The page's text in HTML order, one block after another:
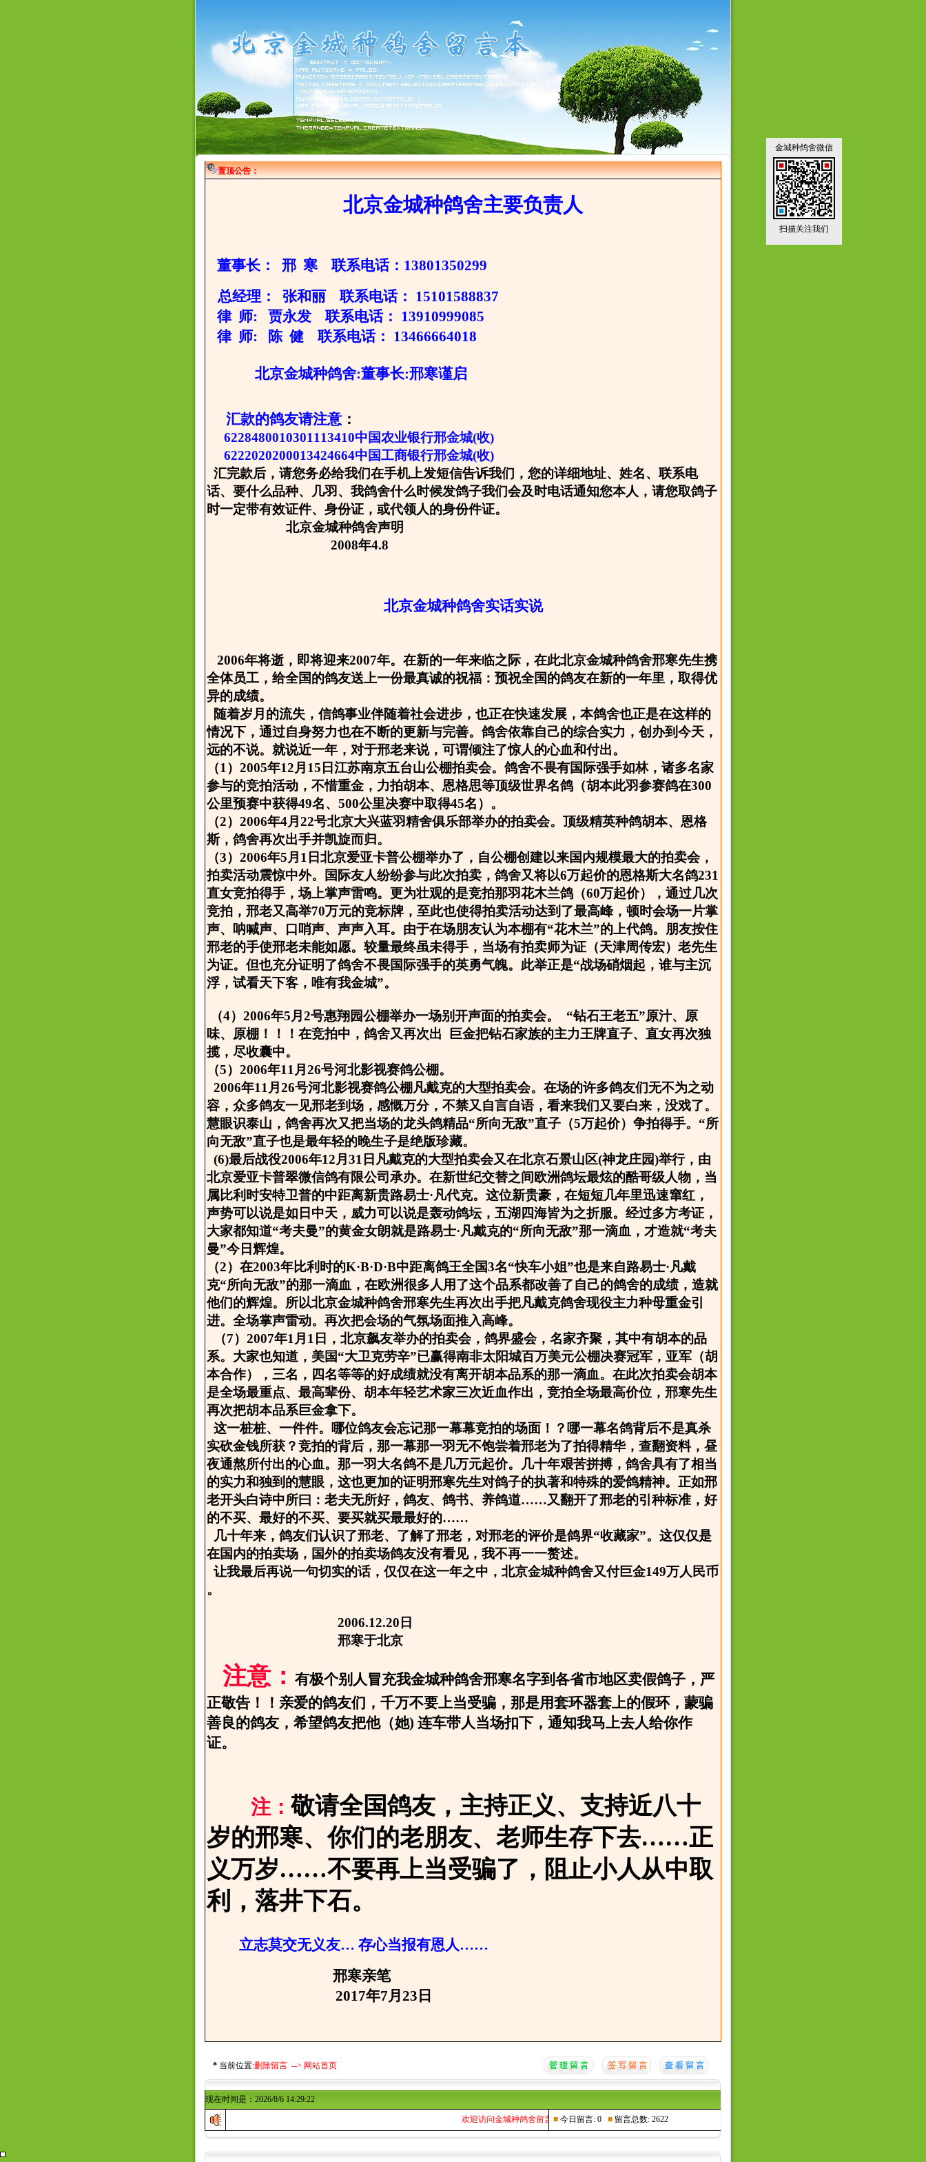
置顶公告：
北京金城种鸽舍主要负责人
董事长： 邢 寒 联系电话：13801350299
总经理： 张和丽 联系电话： 15101588837
律 师: 贾永发 联系电话： 13910999085
律 师: 陈 健 联系电话： 13466664018
北京金城种鸽舍:董事长:邢寒谨启
汇款的鸽友请注意 ：
6228480010301113410中国农业银行邢金城(收)
6222020200013424664中国工商银行邢金城(收)
汇完款后，请您务必给我们在手机上发短信告诉我们，您的详细地址、姓名、联系电
话、要什么品种、几羽、我鸽舍什么时候发鸽子我们会及时电话通知您本人，请您取鸽子
时一定带有效证件、身份证，或代领人的身份件证。
北京金城种鸽舍声明
2008年4.8
北京金城种鸽舍实话实说
2006年将逝，即将迎来2007年。在新的一年来临之际，在此北京金城种鸽舍邢寒先生携
全体员工，给全国的鸽友送上一份最真诚的祝福：预祝全国的鸽友在新的一年里，取得优
异的成绩。
随着岁月的流失，信鸽事业伴随着社会进步，也正在快速发展，本鸽舍也正是在这样的
情况下，通过自身努力也在不断的更新与完善。鸽舍依靠自己的综合实力，创办到今天，
远的不说。就说近一年，对于邢老来说，可谓倾注了惊人的心血和付出。
（1）2005年12月15日江苏南京五台山公棚拍卖会。鸽舍不畏有国际强手如林，诸多名家
参与的竞拍活动，不惜重金，力拍胡本、恩格思等顶级世界名鸽（胡本此羽参赛鸽在300
公里预赛中获得49名、500公里决赛中取得45名）。
（2）2006年4月22号北京大兴蓝羽精舍俱乐部举办的拍卖会。顶级精英种鸽胡本、恩格
斯，鸽舍再次出手并凯旋而归。
（3）2006年5月1日北京爱亚卡普公棚举办了，自公棚创建以来国内规模最大的拍卖会，
拍卖活动震惊中外。国际友人纷纷参与此次拍卖，鸽舍又将以6万起价的恩格斯大名鸽231
直女竞拍得手，场上掌声雷鸣。更为壮观的是竞拍那羽花木兰鸽（60万起价），通过几次
竞拍，邢老又高举70万元的竞标牌，至此也使得拍卖活动达到了最高峰，顿时会场一片掌
声、呐喊声、口哨声、声声入耳。由于在场朋友认为本棚有“花木兰”的上代鸽。朋友按住
邢老的手使邢老未能如愿。较量最终虽未得手，当场有拍卖师为证（天津周传宏）老先生
为证。但也充分证明了鸽舍不畏国际强手的英勇气魄。此举正是“战场硝烟起，谁与主沉
浮，试看天下客，唯有我金城”。
（4）2006年5月2号惠翔园公棚举办一场别开声面的拍卖会。 “钻石王老五”原汁、原
味、原棚！！！在竞拍中，鸽舍又再次出 巨金把钻石家族的主力王牌直子、直女再次独
揽，尽收囊中。
（5）2006年11月26号河北影视赛鸽公棚。
2006年11月26号河北影视赛鸽公棚凡戴克的大型拍卖会。在场的许多鸽友们无不为之动
容，众多鸽友一见邢老到场，感慨万分，不禁又自言自语，看来我们又要白来，没戏了。
慧眼识泰山，鸽舍再次又把当场的龙头鸽精品“所向无敌”直子（5万起价）争拍得手。“所
向无敌”直子也是最年轻的晚生子是绝版珍藏。
(6)最后战役2006年12月31日凡戴克的大型拍卖会又在北京石景山区(神龙庄园)举行，由
北京爱亚卡普翠微信鸽有限公司承办。在新世纪交替之间欧洲鸽坛最炫的酷哥级人物，当
属比利时安特卫普的中距离新贵路易士·凡代克。这位新贵豪，在短短几年里迅速窜红，
声势可以说是如日中天，威力可以说是轰动鸽坛，五湖四海皆为之折服。经过多方考证，
大家都知道“考夫曼”的黄金女朗就是路易士·凡戴克的“所向无敌”那一滴血，才造就“考夫
曼”今日辉煌。
（2）在2003年比利时的K·B·D·B中距离鸽王全国3名“快车小姐”也是来自路易士·凡戴
克“所向无敌”的那一滴血，在欧洲很多人用了这个品系都改善了自己的鸽舍的成绩，造就
他们的辉煌。所以北京金城种鸽舍邢寒先生再次出手把凡戴克鸽舍现役主力种母重金引
进。全场掌声雷动。再次把会场的气氛场面推入高峰。
（7）2007年1月1日，北京飙友举办的拍卖会，鸽界盛会，名家齐聚，其中有胡本的品
系。大家也知道，美国“大卫克劳辛”已赢得南非太阳城百万美元公棚决赛冠军，亚军（胡
本合作），三名，四名等等的好成绩就没有离开胡本品系的那一滴血。在此次拍卖会胡本
是全场最重点、最高辈份、胡本年轻艺术家三次近血作出，竞拍全场最高价位，邢寒先生
再次把胡本品系巨金拿下。
这一桩桩、一件件。哪位鸽友会忘记那一幕幕竞拍的场面！？哪一幕名鸽背后不是真杀
实砍金钱所获？竞拍的背后，那一幕那一羽无不饱尝着邢老为了拍得精华，查翻资料，昼
夜通熬所付出的心血。那一羽大名鸽不是几万元起价。几十年艰苦拼搏，鸽舍具有了相当
的实力和独到的慧眼，这也更加的证明邢寒先生对鸽子的执著和特殊的爱鸽精神。正如邢
老开头白诗中所曰：老夫无所好，鸽友、鸽书、养鸽道……又翻开了邢老的引种标准，好
的不买、最好的不买、要买就买最最好的……
几十年来，鸽友们认识了邢老、了解了邢老，对邢老的评价是鸽界“收藏家”。这仅仅是
在国内的拍卖场，国外的拍卖场鸽友没有看见，我不再一一赘述。
让我最后再说一句切实的话，仅仅在这一年之中，北京金城种鸽舍又付巨金149万人民币
。
2006.12.20日
邢寒于北京
注意： 有极个别人冒充我金城种鸽舍邢寒名字到各省市地区卖假鸽子，严
正敬告！！亲爱的鸽友们，千万不要上当受骗，那是用套环器套上的假环，蒙骗
善良的鸽友，希望鸽友把他（她) 连车带人当场扣下，通知我马上去人给你作
证。
注： 敬请全国鸽友，主持正义、支持近八十
岁的邢寒、你们的老朋友、老师生存下去……正
义万岁……不要再上当受骗了，阻止小人从中取
利，落井下石。
立志莫交无义友… 存心当报有恩人……
邢寒亲笔
2017年7月23日
* 当前位置:删除留言 --> 网站首页
现在时间是：2026/8/6 14:29:22
欢迎访问金城种鸽舍留言本... ■ 今日留言: 0 ■ 留言总数: 2622
金城种鸽舍微信
扫描关注我们